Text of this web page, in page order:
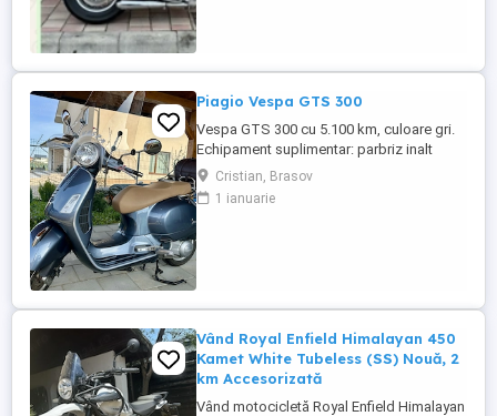
Piagio Vespa GTS 300
Vespa GTS 300 cu 5.100 km, culoare gri.
Echipament suplimentar: parbriz inalt
Faco (montat 2026), geanta portbagaj
Classic; prelungitor scarite pasager;
suspensie fata Bitubo si frane fata spate
Cristian, Brasov
1 ianuarie
Vând Royal Enfield Himalayan 450
Kamet White Tubeless (SS) Nouă, 2
km Accesorizată
Vând motocicletă Royal Enfield Himalayan